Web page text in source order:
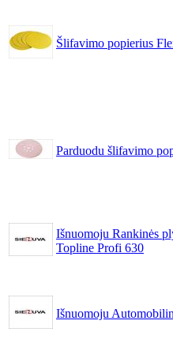
Šlifavimo popierius
Parduodu šlifavimo
Išnuomoju Rankinės
Topline Profi 630
Išnuomoju